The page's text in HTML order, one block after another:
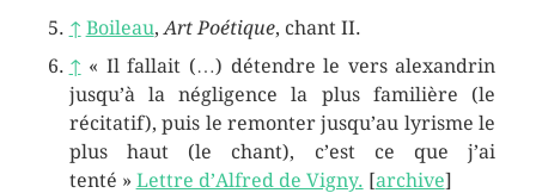
↑ Boileau,Art Poétique, chant II.
↑ « Il fallait (…) détendre le vers alexandrin
jusqu’à la négligence la plus familière (le
récitatif), puis le remonter jusqu’au lyrisme le
plus haut (le chant), c’est ce que j’ai
tenté » Lettre d’Alfred de Vigny. [archive]